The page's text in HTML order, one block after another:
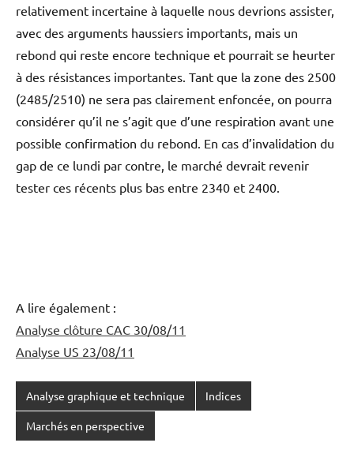
relativement incertaine à laquelle nous devrions assister,
avec des arguments haussiers importants, mais un
rebond qui reste encore technique et pourrait se heurter
à des résistances importantes. Tant que la zone des 2500
(2485/2510) ne sera pas clairement enfoncée, on pourra
considérer qu’il ne s’agit que d’une respiration avant une
possible confirmation du rebond. En cas d’invalidation du
gap de ce lundi par contre, le marché devrait revenir
tester ces récents plus bas entre 2340 et 2400.
A lire également :
Analyse clôture CAC 30/08/11
Analyse US 23/08/11
Analyse graphique et technique Indices
Marchés en perspective